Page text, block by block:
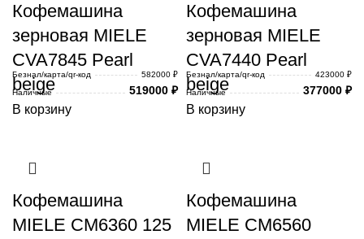
Кофемашина
зерновая MIELE
CVA7845 Pearl
beige
Безнал/карта/qr-код
582000 ₽
Наличные
519000 ₽
В корзину
Кофемашина
зерновая MIELE
CVA7440 Pearl
beige
Безнал/карта/qr-код
423000 ₽
Наличные
377000 ₽
В корзину
Кофемашина
MIELE CM6360 125
Кофемашина
MIELE CM6560